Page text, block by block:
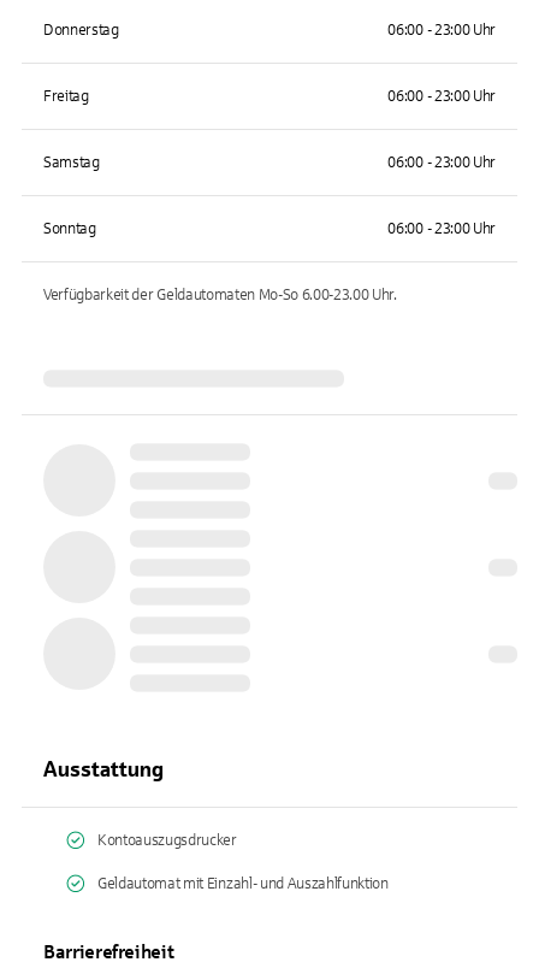
Donnerstag 06:00 - 23:00 Uhr
Freitag 06:00 - 23:00 Uhr
Samstag 06:00 - 23:00 Uhr
Sonntag 06:00 - 23:00 Uhr
Verfügbarkeit der Geldautomaten Mo-So 6.00-23.00Uhr.
Ausstattung
Kontoauszugsdrucker
Geldautomat mit Einzahl- und Auszahlfunktion
Barrierefreiheit